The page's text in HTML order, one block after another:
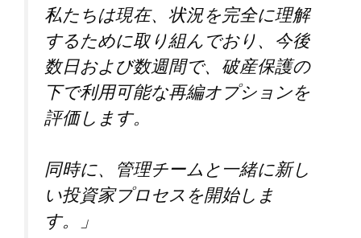
私たちは現在、状況を完全に理解
するために取り組んでおり、今後
数日および数週間で、破産保護の
下で利用可能な再編オプションを
評価します。
同時に、管理チームと一緒に新し
い投資家プロセスを開始しま
す。」